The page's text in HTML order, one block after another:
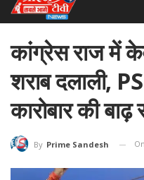
कांग्रेस राज में
शराब दलाली,
कारोबार की
By Prime Sandesh On